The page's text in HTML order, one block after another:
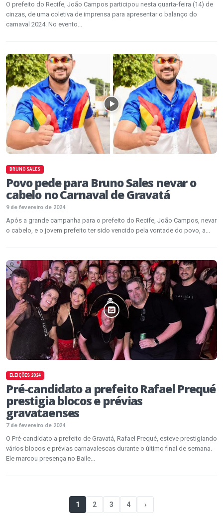
O prefeito do Recife, João Campos participou nesta quarta-feira (14) de
cinzas, de uma coletiva de imprensa para apresentar o balanço do
carnaval 2024. No evento...
BRUNO SALES
Povo pede para Bruno Sales nevar o
cabelo no Carnaval de Gravatá
9 de fevereiro de 2024
Após a grande campanha para o prefeito do Recife, João Campos, nevar
o cabelo, e o jovem prefeito ter sido vencido pela vontade do povo, a...
ELEIÇÕES 2024
Pré-candidato a prefeito Rafael Prequé
prestigia blocos e prévias
gravataenses
7 de fevereiro de 2024
O Pré-candidato a prefeito de Gravatá, Rafael Prequé, esteve prestigiando
vários blocos e prévias carnavalescas durante o último final de semana.
Ele marcou presença no Baile...
1 2 3 4 ›